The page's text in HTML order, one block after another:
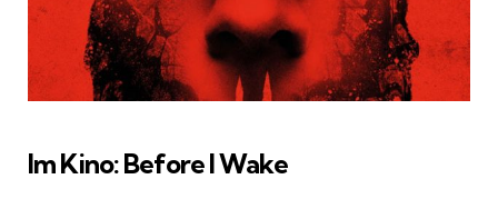
Im Kino: Before I Wake